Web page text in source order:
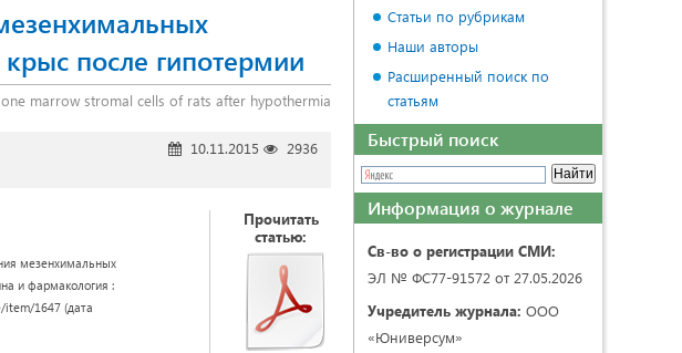
после гипотермии
marrow stromal cells of rats after hypothermia
10.11.2015
2936
мезенхимальных
и фармакология :
item/1647 (дата
Прочитать
статью:
Статьи по рубрикам
Наши авторы
Расширенный поиск по
статьям
Быстрый поиск
Информация о журнале
Св-во о регистрации СМИ:
ЭЛ № ФС77-91572 от 27.05.2026
Учредитель журнала: ООО
«Юниверсум»